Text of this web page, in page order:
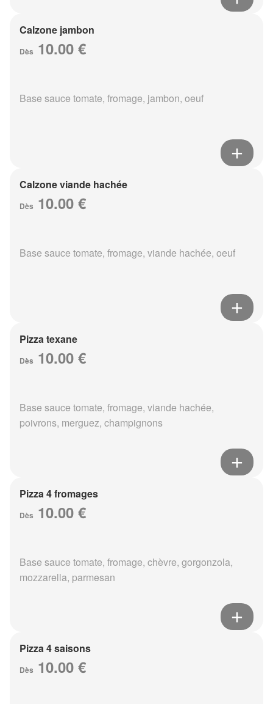
Calzone jambon
Dès 10.00 €
Base sauce tomate, fromage, jambon, oeuf
Calzone viande hachée
Dès 10.00 €
Base sauce tomate, fromage, viande hachée, oeuf
Pizza texane
Dès 10.00 €
Base sauce tomate, fromage, viande hachée,
poivrons, merguez, champignons
Pizza 4 fromages
Dès 10.00 €
Base sauce tomate, fromage, chèvre, gorgonzola,
mozzarella, parmesan
Pizza 4 saisons
Dès 10.00 €